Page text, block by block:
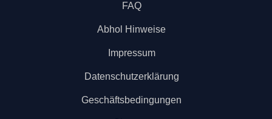
FAQ
Abhol Hinweise
Impressum
Datenschutzerklärung
Geschäftsbedingungen